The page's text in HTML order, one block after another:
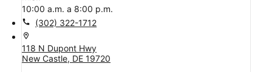
10:00 a.m. a 8:00 p.m.
call (302) 322-1712
location_on
118 N Dupont Hwy
New Castle, DE 19720